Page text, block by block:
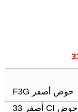
حوض أصفر F3G
حوض CI أصفر 33